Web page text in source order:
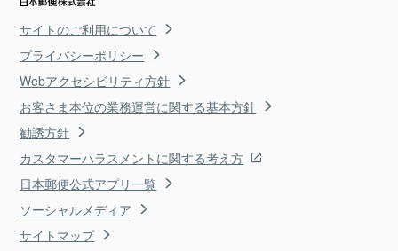
サイトのご利用について
プライバシーポリシー
Webアクセシビリティ方針
お客さま本位の業務運営に関する基本方針
勧誘方針
カスタマーハラスメントに関する考え方
日本郵便公式アプリ一覧
ソーシャルメディア
サイトマップ